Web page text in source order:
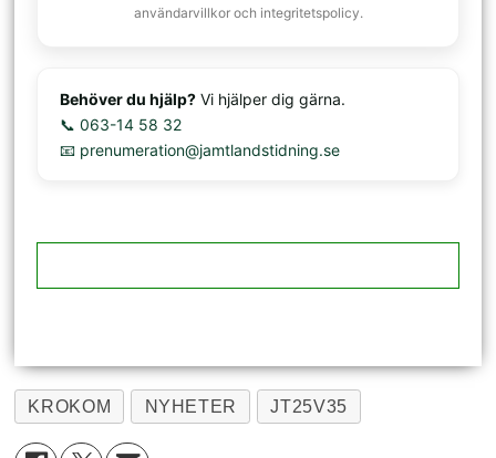
användarvillkor och integritetspolicy.
Behöver du hjälp? Vi hjälper dig gärna.
📞 063-14 58 32
📧 prenumeration@jamtlandstidning.se
KROKOM NYHETER JT25V35